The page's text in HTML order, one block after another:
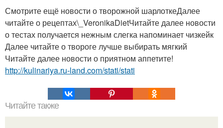
Смотрите ещё новости о творожной шарлоткеДалее
читайте о рецептах\_VeronikaDietЧитайте далее новости
о тестах получается нежным слегка напоминает чизкейк
Далее читайте о твороге лучше выбирать мягкий
Читайте далее новости о приятном аппетите!
http://kulinariya.ru-land.com/stati/stati
Читайте также